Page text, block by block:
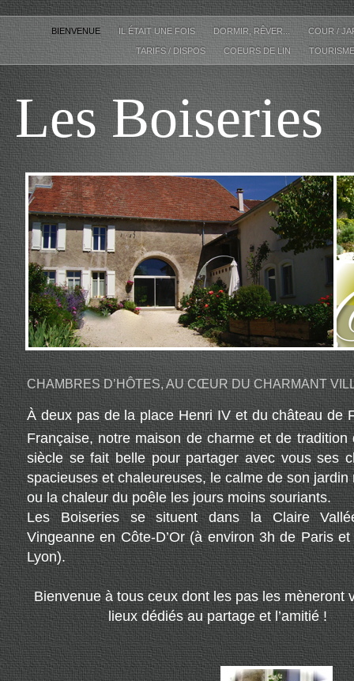
BIENVENUE IL ÉTAIT UNE FOIS DORMIR, RÊVER... COUR /
TARIFS / DISPOS COEURS DE LIN
Les Boiseries
À deux pas de la place Henri IV et du château de
Française, notre maison de charme et de tradition
siècle se fait belle pour partager avec vous ses
spacieuses et chaleureuses, le calme de son jardin
ou la chaleur du poêle les jours moins souriants.
Les Boiseries se situent dans la Claire
Vingeanne en Côte-D’Or (à environ 3h de Paris
Lyon).
Bienvenue à tous ceux dont les pas les mèneront
lieux dédiés au partage et l’amitié !
CHAMBRES D’HÔTES, AU CŒUR DU CHARMANT